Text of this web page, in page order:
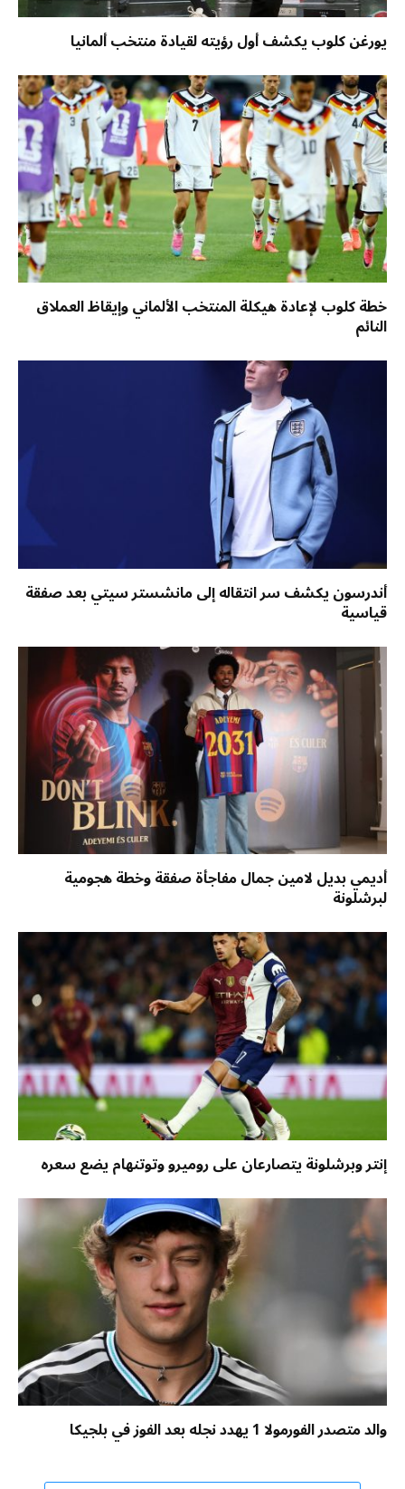
يورغن كلوب يكشف أول رؤيته لقيادة منتخب ألمانيا
خطة كلوب لإعادة هيكلة المنتخب الألماني وإيقاظ العملاق
النائم
أندرسون يكشف سر انتقاله إلى مانشستر سيتي بعد صفقة
قياسية
أديمي بديل لامين جمال مفاجأة صفقة وخطة هجومية
لبرشلونة
إنتر وبرشلونة يتصارعان على روميرو وتوتنهام يضع سعره
والد متصدر الفورمولا 1 يهدد نجله بعد الفوز في بلجيكا